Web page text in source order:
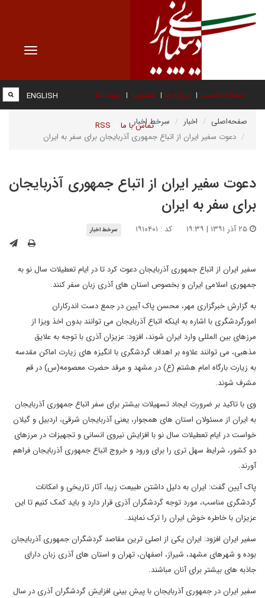
Toggle
صفحه نخست درباره ما عضویت پیوند ها
تماس با ما RSS
ENGLISH
صفحه‌اصلی اخبار
سرخط اخبار
دعوت سفیر ایران از اتباع جمهوری آذربایجان برای سفر به ایران
دعوت سفیر ایران از اتباع جمهوری آذربایجان
برای سفر به ایران
کد : ۱۹۱۰۴۰۱ سرخط اخبار
سفیر ایران از اتباع جمهوری آذربایجان دعوت کرد تا در ایام تعطیلات سال نو به
جمهوری اسلامی ایران و بخصوص استان های آذری زبان سفر کنند.
به گزارش خبرگزاری مهر، محسن پاک آیین در جمع دست اندرکاران
امورگردشگری با اشاره به اینکه اتباع آذربایجان می توانند بدون اخذ ویزا از
مرزهای بین المللی وارد ایران شوند، افزود: عزیزان آذری با توجه به علایق
مذهبی، می توانند علاوه بر اهداف گردشگری با انگیزه های زیارت اماکن مقدسه
به زیارت بارگاه امام هشتم (ع) در مشهد و مرقد حضرت معصومه(س) در قم
مشرف شوند.
وی با تاکید بر ضرورت ایجاد تسهیلات بیشتر برای سفر اتباع جمهوری آذربایجان
به ایران از مسئولان استان های همجوار، یعنی آذربایجان شرقی، اردبیل و گیلان
خواست در ایام تعطیلات سال نو با افزایش نیروی انسانی و تجهیزات در مرزهای
دو کشور، شرایط سهل تری را برای ورود و خروج اتباع جمهوری آذربایجان فراهم
آورند.
پاک آیین گفت: ایران به دلیل داشتن طبیعت زیبا، آثار تاریخی و امکانات
گردشگری مناسب، مورد توجه گردشگران آذری قرار دارد و باید کمک کنیم تا این
عزیزان با خاطره خوش ایران را ترک نمایند.
سفیر ایران افزود: ایران یکی از اصلی ترین مقاصد گردشگران جمهوری آذربایجان
بوده و شهرهای مشهد، شیراز، اصفهان، تهران و استان های آذری زبان دارای
جاذبه های بیشتر برای آنان مباشند.
سفیر ایران در جمهوری آذربایجان با پیش بینی افزایش گردشگران آذری در سال